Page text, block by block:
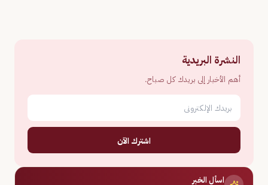
النشرة البريدية
أهم الأخبار إلى بريدك كل صباح.
اشترك الآن
اسأل الخبر